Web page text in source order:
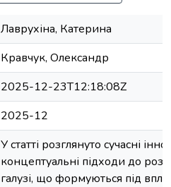
Лаврухіна, Катерина
Кравчук, Олександр
2025-12-23T12:18:08Z
2025-12
У статті розглянуто сучасні
концептуальні підходи до
галузі, що формуються під